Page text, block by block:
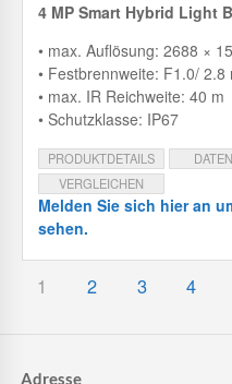
4 MP Smart Hybrid Light
• max. Auflösung: 2688 ×
• Festbrennweite: F1.0/
• max. IR Reichweite: 40 m
• Schutzklasse: IP67
PRODUKTDETAILS
VERGLEICHEN
Melden Sie sich hier an
sehen.
1 2 3 4
Adresse